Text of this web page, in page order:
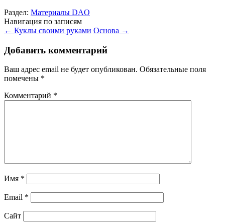
Раздел: Материалы DAO
Навигация по записям
← Куклы своими руками Основа →
Добавить комментарий
Ваш адрес email не будет опубликован. Обязательные поля
помечены *
Комментарий *
Имя *
Email *
Сайт